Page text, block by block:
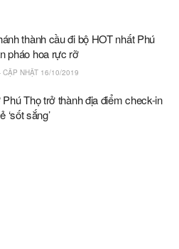
thành cầu đi bộ HOT nhất Phú
pháo hoa rực rỡ
NHẬT 16/10/2019
Thọ trở thành địa điểm check-in
‘sốt sắng’